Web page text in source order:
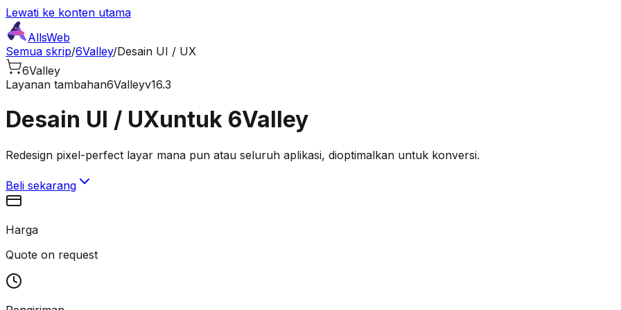
Lewati ke konten utama
AllsWeb
Semua skrip/6Valley/Desain UI / UX
6Valley
Layanan tambahan6Valleyv16.3
Desain UI / UXuntuk 6Valley
Redesign pixel-perfect layar mana pun atau seluruh aplikasi, dioptimalkan untuk konversi.
Beli sekarang
Harga
Quote on request